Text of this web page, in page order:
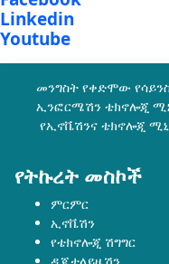
Linkedin
Youtube
መንግስት የቀድሞው
ኢንፎርሜሽን ቴክኖሎጂ
የኢኖቬሽንና ቴክኖሎጂ
የትኩረት መስኮች
ምርምር
ኢኖቬሽን
የቴክኖሎጂ ሽግግር